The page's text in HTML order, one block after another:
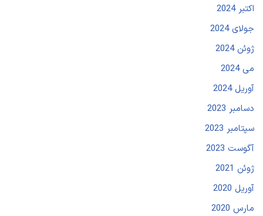
اکتبر 2024
جولای 2024
ژوئن 2024
می 2024
آوریل 2024
دسامبر 2023
سپتامبر 2023
آگوست 2023
ژوئن 2021
آوریل 2020
مارس 2020